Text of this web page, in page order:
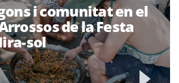
i comunitat en el
de la Festa
sol